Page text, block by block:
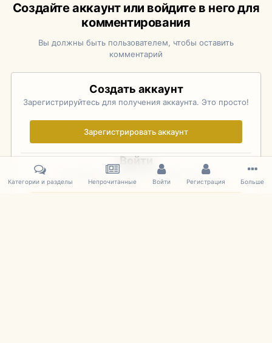
Создайте аккаунт или войдите в него для
комментирования
Вы должны быть пользователем, чтобы оставить
комментарий
Создать аккаунт
Зарегистрируйтесь для получения аккаунта. Это просто!
Зарегистрировать аккаунт
Войти
Уже зарегистрированы? Войдите здесь.
Категории и разделы Непрочитанные Войти Регистрация Больше